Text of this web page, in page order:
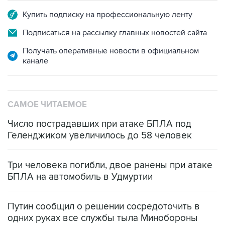
Купить подписку на профессиональную ленту
Подписаться на рассылку главных новостей сайта
Получать оперативные новости в официальном
канале
САМОЕ ЧИТАЕМОЕ
Число пострадавших при атаке БПЛА под
Геленджиком увеличилось до 58 человек
Три человека погибли, двое ранены при атаке
БПЛА на автомобиль в Удмуртии
Путин сообщил о решении сосредоточить в
одних руках все службы тыла Минобороны